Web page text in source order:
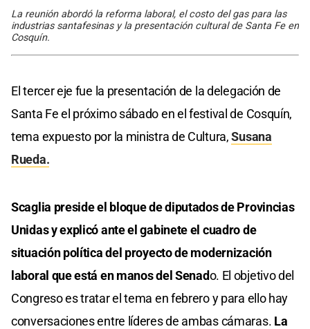
La reunión abordó la reforma laboral, el costo del gas para las
industrias santafesinas y la presentación cultural de Santa Fe en
Cosquín.
El tercer eje fue la presentación de la delegación de
Santa Fe el próximo sábado en el festival de Cosquín,
tema expuesto por la ministra de Cultura,Susana
Rueda.
Scaglia preside el bloque de diputados de Provincias
Unidas y explicó ante el gabinete el cuadro de
situación política del proyecto de modernización
laboral que está en manos del Senado. El objetivo del
Congreso es tratar el tema en febrero y para ello hay
conversaciones entre líderes de ambas cámaras. La